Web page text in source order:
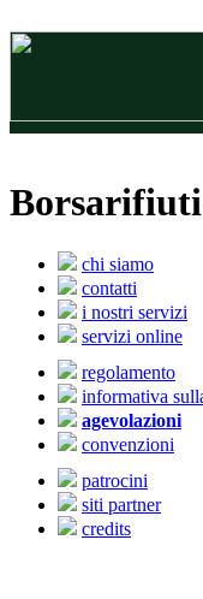
chi siamo
contatti
i nostri servizi
servizi online
regolamento
informativa
agevolazioni
convenzioni
patrocini
siti partner
credits